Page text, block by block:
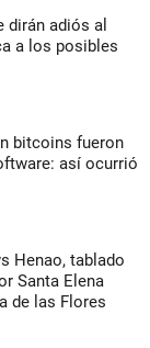
dirán adiós al
a los posibles
bitcoins fueron
así ocurrió
Henao, tablado
Santa Elena
de las Flores